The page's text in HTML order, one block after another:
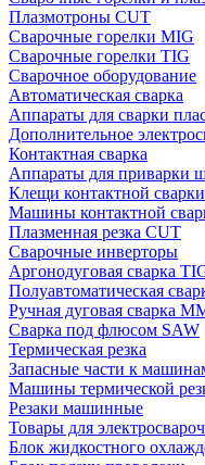
Плазмотроны CUT
Сварочные горелки MIG
Сварочные горелки TIG
Сварочное оборудование
Автоматическая сварка
Аппараты для сварки
Дополнительное
Контактная сварка
Аппараты для приварки
Клещи контактной сварки
Машины контактной
Плазменная резка CUT
Сварочные инверторы
Аргонодуговая сварка
Полуавтоматическая
Ручная дуговая сварка
Сварка под флюсом SAW
Термическая резка
Запасные части к
Машины термической
Резаки машинные
Товары для
Блок жидкостного